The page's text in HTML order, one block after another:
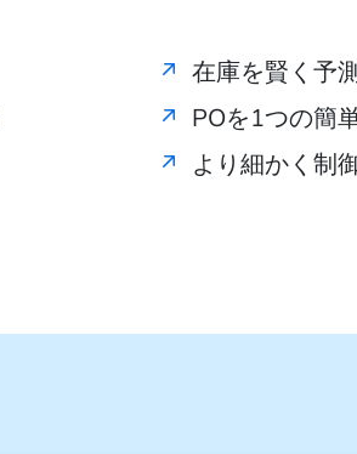
在庫を賢く予
POを1つの簡
より細かく制